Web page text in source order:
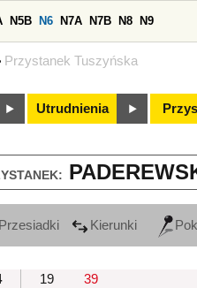
Przystanek Tuszyńska
N5B N6 N7A N7B N8 N9
Utrudnienia
Przesiadki Kierunki
19
39